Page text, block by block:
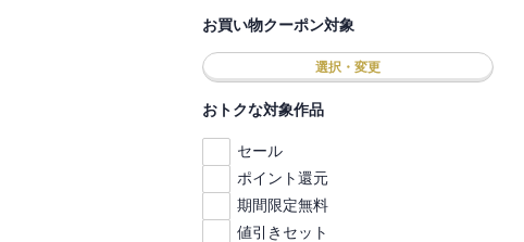
お買い物クーポン対象
選択・変更
おトクな対象作品
セール
ポイント還元
期間限定無料
値引きセット